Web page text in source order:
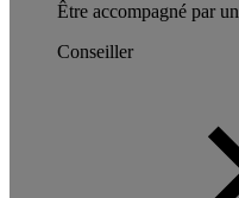
Être accompagné par un
Conseiller